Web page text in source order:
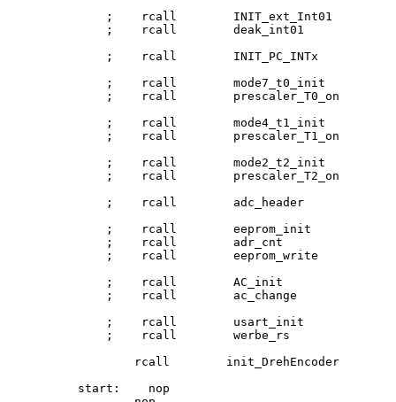
    ;    rcall        INIT_ext_Int01
    ;    rcall        deak_int01
    ;    rcall        INIT_PC_INTx
    ;    rcall        mode7_t0_init
    ;    rcall        prescaler_T0_on
    ;    rcall        mode4_t1_init
    ;    rcall        prescaler_T1_on
    ;    rcall        mode2_t2_init
    ;    rcall        prescaler_T2_on
    ;    rcall        adc_header
;    rcall        eeprom_init
    ;    rcall        adr_cnt
    ;    rcall        eeprom_write
    ;    rcall        AC_init
    ;    rcall        ac_change
;    rcall        usart_init
    ;    rcall        werbe_rs
        rcall        init_DrehEncoder
start:    nop